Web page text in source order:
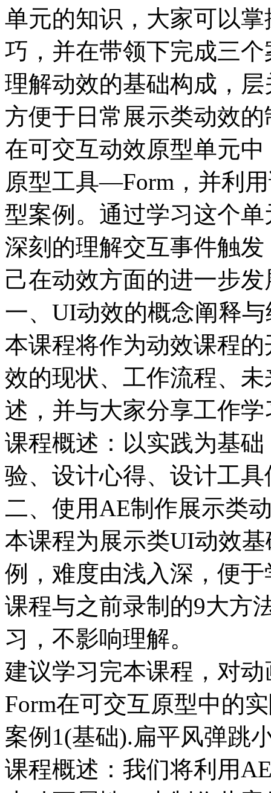
单元的知识，大家可以
巧，并在带领下完成三
理解动效的基础构成，
方便于日常展示类动效
在可交互动效原型单元
原型工具—Form，并利
型案例。通过学习这个
深刻的理解交互事件触
己在动效方面的进一步
一、UI动效的概念阐释
本课程将作为动效课程
效的现状、工作流程、
述，并与大家分享工作
课程概述：以实践为基
验、设计心得、设计工
二、使用AE制作展示类
本课程为展示类UI动效
例，难度由浅入深，便于
课程与之前录制的9大方
习，不影响理解。
建议学习完本课程，对
Form在可交互原型中的
案例1(基础).扁平风弹跳
课程概述：我们将利用